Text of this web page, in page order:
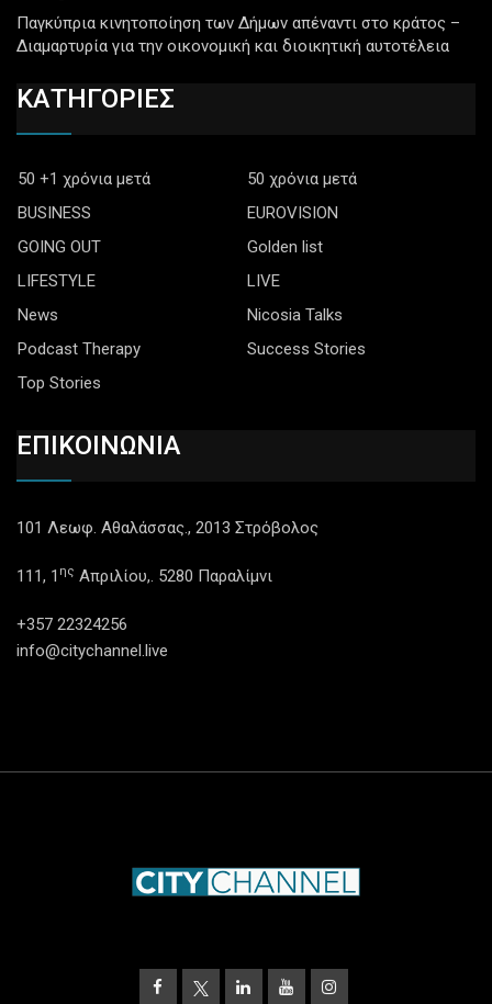
Παγκύπρια κινητοποίηση των Δήμων απέναντι στο κράτος –
Διαμαρτυρία για την οικονομική και διοικητική αυτοτέλεια
ΚΑΤΗΓΟΡΙΕΣ
50 +1 χρόνια μετά
50 χρόνια μετά
BUSINESS
EUROVISION
GOING OUT
Golden list
LIFESTYLE
LIVE
News
Nicosia Talks
Podcast Therapy
Success Stories
Top Stories
ΕΠΙΚΟΙΝΩΝΙΑ
101 Λεωφ. Αθαλάσσας., 2013 Στρόβολος
111, 1 ης Απριλίου,. 5280 Παραλίμνι
+357 22324256
info@citychannel.live